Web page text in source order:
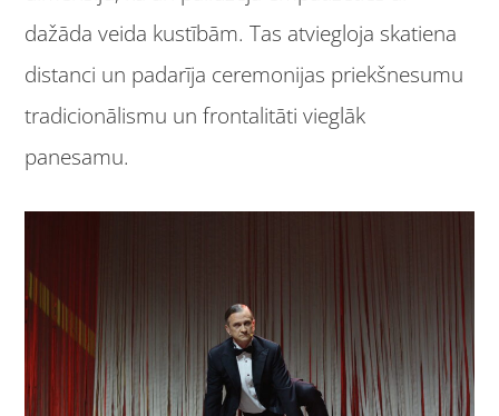
dažāda veida kustībām. Tas atviegloja skatiena
distanci un padarīja ceremonijas priekšnesumu
tradicionālismu un frontalitāti vieglāk
panesamu.